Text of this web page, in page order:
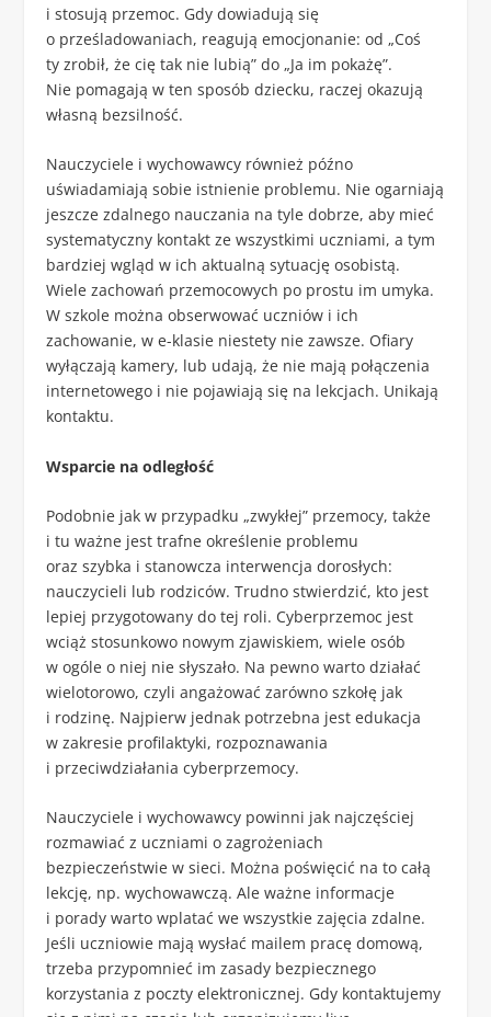
i stosują przemoc. Gdy dowiadują się
o prześladowaniach, reagują emocjonanie: od „Coś
ty zrobił, że cię tak nie lubią” do „Ja im pokażę”.
Nie pomagają w ten sposób dziecku, raczej okazują
własną bezsilność.
Nauczyciele i wychowawcy również późno
uświadamiają sobie istnienie problemu. Nie ogarniają
jeszcze zdalnego nauczania na tyle dobrze, aby mieć
systematyczny kontakt ze wszystkimi uczniami, a tym
bardziej wgląd w ich aktualną sytuację osobistą.
Wiele zachowań przemocowych po prostu im umyka.
W szkole można obserwować uczniów i ich
zachowanie, w e-klasie niestety nie zawsze. Ofiary
wyłączają kamery, lub udają, że nie mają połączenia
internetowego i nie pojawiają się na lekcjach. Unikają
kontaktu.
Wsparcie na odległość
Podobnie jak w przypadku „zwykłej” przemocy, także
i tu ważne jest trafne określenie problemu
oraz szybka i stanowcza interwencja dorosłych:
nauczycieli lub rodziców. Trudno stwierdzić, kto jest
lepiej przygotowany do tej roli. Cyberprzemoc jest
wciąż stosunkowo nowym zjawiskiem, wiele osób
w ogóle o niej nie słyszało. Na pewno warto działać
wielotorowo, czyli angażować zarówno szkołę jak
i rodzinę. Najpierw jednak potrzebna jest edukacja
w zakresie profilaktyki, rozpoznawania
i przeciwdziałania cyberprzemocy.
Nauczyciele i wychowawcy powinni jak najczęściej
rozmawiać z uczniami o zagrożeniach
bezpieczeństwie w sieci. Można poświęcić na to całą
lekcję, np. wychowawczą. Ale ważne informacje
i porady warto wplatać we wszystkie zajęcia zdalne.
Jeśli uczniowie mają wysłać mailem pracę domową,
trzeba przypomnieć im zasady bezpiecznego
korzystania z poczty elektronicznej. Gdy kontaktujemy